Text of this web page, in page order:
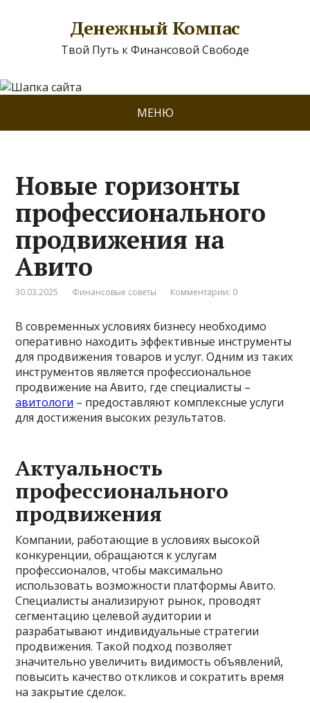
Денежный Компас
Твой Путь к Финансовой Свободе
МЕНЮ
Новые горизонты
профессионального
продвижения на
Авито
30.03.2025 Финансовые советы Комментарии: 0
В современных условиях бизнесу необходимо
оперативно находить эффективные инструменты
для продвижения товаров и услуг. Одним из таких
инструментов является профессиональное
продвижение на Авито, где специалисты –
авитологи – предоставляют комплексные услуги
для достижения высоких результатов.
Актуальность
профессионального
продвижения
Компании, работающие в условиях высокой
конкуренции, обращаются к услугам
профессионалов, чтобы максимально
использовать возможности платформы Авито.
Специалисты анализируют рынок, проводят
сегментацию целевой аудитории и
разрабатывают индивидуальные стратегии
продвижения. Такой подход позволяет
значительно увеличить видимость объявлений,
повысить качество откликов и сократить время
на закрытие сделок.